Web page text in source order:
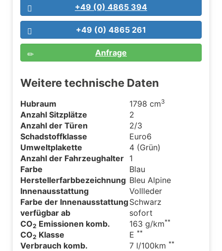
+49 (0) 4865 394
+49 (0) 4865 261
Anfrage
Weitere technische Daten
Hubraum 1798 cm3
Anzahl Sitzplätze
2
Anzahl der Türen
2/3
Schadstoffklasse
Euro6
Umweltplakette
4 (Grün)
Anzahl der Fahrzeughalter 1
Farbe
Blau
Herstellerfarbbezeichnung Bleu Alpine
Innenausstattung
Vollleder
Farbe der InnenausstattungSchwarz
verfügbar ab
sofort
CO2 Emissionen komb. 163 g/km**
CO2 Klasse E **
Verbrauch komb. 7 l/100km **